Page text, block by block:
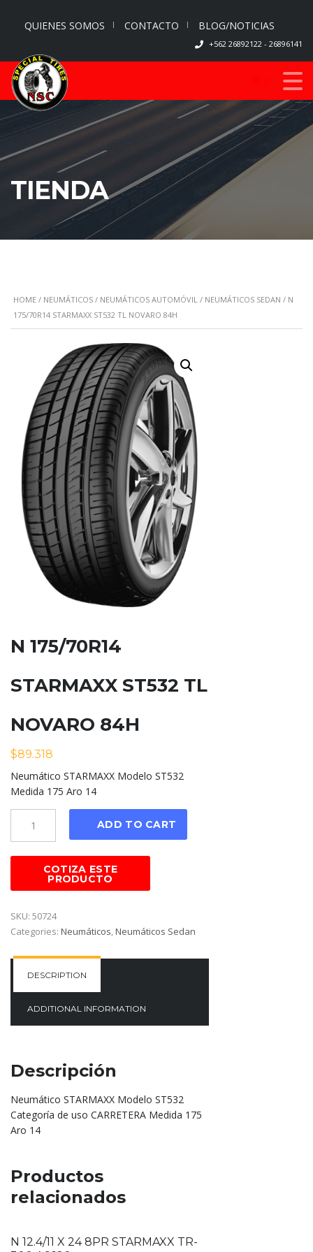
QUIENES SOMOS CONTACTO BLOG/NOTICIAS
+562 26892122 - 26896141
TIENDA
HOME / NEUMÁTICOS / NEUMÁTICOS AUTOMÓVIL / NEUMÁTICOS SEDAN / N
175/70R14 STARMAXX ST532 TL NOVARO 84H
N 175/70R14
STARMAXX ST532 TL
NOVARO 84H
$89.318
Neumático STARMAXX Modelo ST532
Medida 175 Aro 14
ADD TO CART
SKU: 50724
Categories: Neumáticos,Neumáticos Sedan
DESCRIPTION
ADDITIONAL INFORMATION
Descripción
Neumático STARMAXX Modelo ST532
Categoría de uso CARRETERA Medida 175
Aro 14
Productos
relacionados
N 12.4/11 X 24 8PR STARMAXX TR-